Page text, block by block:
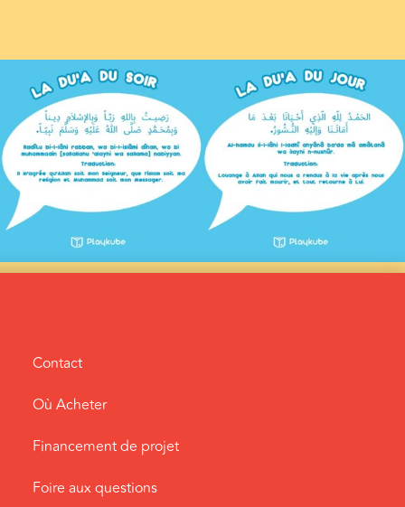
Contact
Où Acheter
Financement de projet
Foire aux questions